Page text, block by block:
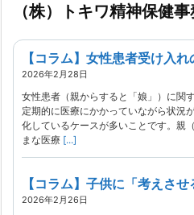
（株）トキワ精神保健
【コラム】女性患者受け入
2026年2月28日
女性患者（親からすると「娘」）に関
定期的に医療にかかっていながら状況
化しているケースが多いことです。親
まな医療 [...]
【コラム】子供に「考えさ
2026年2月26日